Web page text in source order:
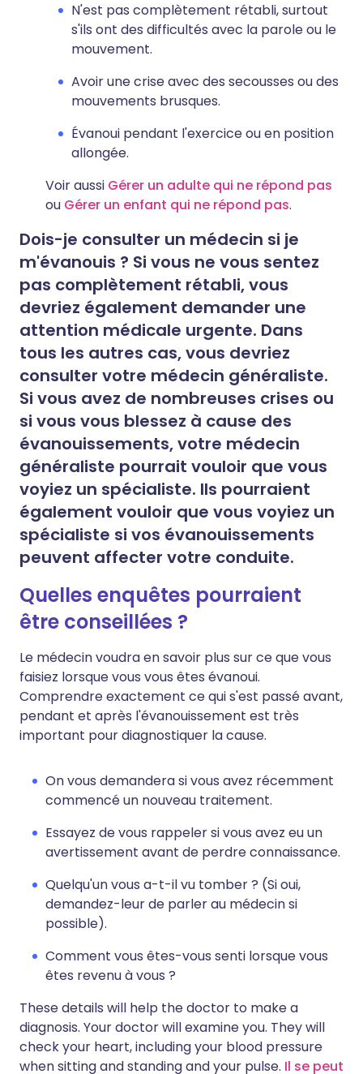
N'est pas complètement rétabli, surtout
s'ils ont des difficultés avec la parole ou le
mouvement.
Avoir une crise avec des secousses ou des
mouvements brusques.
Évanoui pendant l'exercice ou en position
allongée.
Voir aussi Gérer un adulte qui ne répond pas
ou Gérer un enfant qui ne répond pas.
Dois-je consulter un médecin si je
m'évanouis ? Si vous ne vous sentez
pas complètement rétabli, vous
devriez également demander une
attention médicale urgente. Dans
tous les autres cas, vous devriez
consulter votre médecin généraliste.
Si vous avez de nombreuses crises ou
si vous vous blessez à cause des
évanouissements, votre médecin
généraliste pourrait vouloir que vous
voyiez un spécialiste. Ils pourraient
également vouloir que vous voyiez un
spécialiste si vos évanouissements
peuvent affecter votre conduite.
Quelles enquêtes pourraient
être conseillées ?
Le médecin voudra en savoir plus sur ce que vous
faisiez lorsque vous vous êtes évanoui.
Comprendre exactement ce qui s'est passé avant,
pendant et après l'évanouissement est très
important pour diagnostiquer la cause.
On vous demandera si vous avez récemment
commencé un nouveau traitement.
Essayez de vous rappeler si vous avez eu un
avertissement avant de perdre connaissance.
Quelqu'un vous a-t-il vu tomber ? (Si oui,
demandez-leur de parler au médecin si
possible).
Comment vous êtes-vous senti lorsque vous
êtes revenu à vous ?
These details will help the doctor to make a
diagnosis. Your doctor will examine you. They will
check your heart, including your blood pressure
when sitting and standing and your pulse. Il se peut